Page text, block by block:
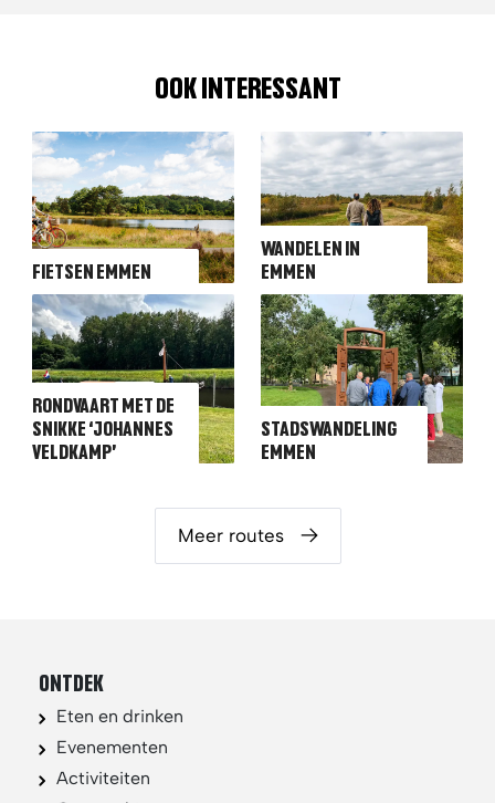
OOK INTERESSANT
FIETSEN EMMEN
WANDELEN IN
EMMEN
RONDVAART MET DE
SNIKKE ‘JOHANNES
VELDKAMP’
STADSWANDELING
EMMEN
Meer routes
ONTDEK
Eten en drinken
Evenementen
Activiteiten